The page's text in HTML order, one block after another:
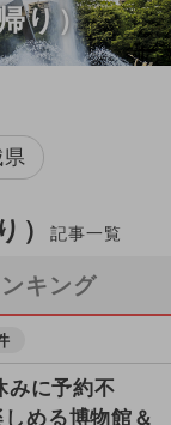
り）
）記事一覧
キング
みに予約不
める博物館＆